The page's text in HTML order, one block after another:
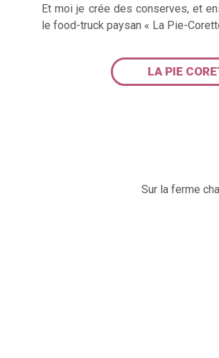
Et moi je crée des conserves, et
le food-truck paysan « La Pie-
LA PIE
Sur la ferme